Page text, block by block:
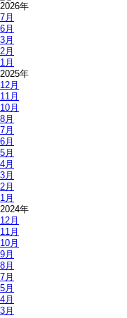
2026年
7月
6月
3月
2月
1月
2025年
12月
11月
10月
8月
7月
6月
5月
4月
3月
2月
1月
2024年
12月
11月
10月
9月
8月
7月
5月
4月
3月